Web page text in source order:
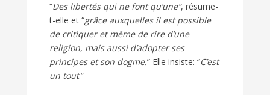
“Des libertés qui ne font qu’une”, résume-
t-elle et “grâce auxquelles il est possible
de critiquer et même de rire d’une
religion, mais aussi d’adopter ses
principes et son dogme.” Elle insiste: “C’est
un tout.”